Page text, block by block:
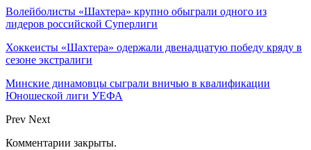
Волейболисты «Шахтера» крупно обыграли одного из
лидеров российской Суперлиги
Хоккеисты «Шахтера» одержали двенадцатую победу кряду в
сезоне экстралиги
Минские динамовцы сыграли вничью в квалификации
Юношеской лиги УЕФА
Prev Next
Комментарии закрыты.